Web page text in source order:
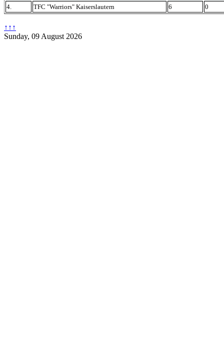
4.
TFC "Warriors" Kaiserslautern 6 0
↑↑↑
Sunday, 09 August 2026